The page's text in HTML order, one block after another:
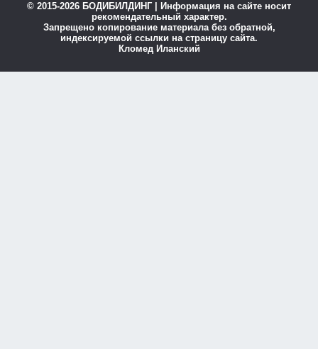
© 2015-2026 БОДИБИЛДИНГ | Информация на сайте носит
рекомендательный характер.
Запрещено копирование материала без обратной,
индексируемой ссылки на страницу сайта.
Кломед Иланский